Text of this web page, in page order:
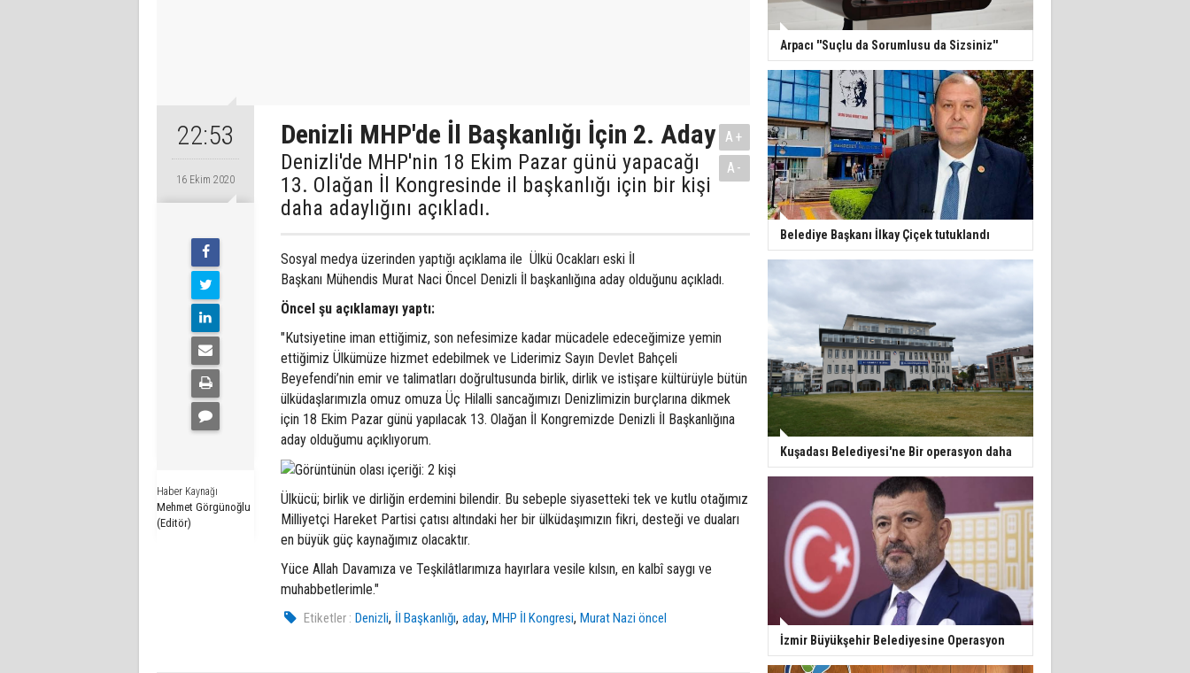
22:53
16 Ekim 2020
Haber Kaynağı
Mehmet Görgünoğlu
(Editör)
Denizli MHP'de İl Başkanlığı İçin 2. Aday
Denizli'de MHP'nin 18 Ekim Pazar günü yapacağı
13. Olağan İl Kongresinde il başkanlığı için bir kişi
daha adaylığını açıkladı.
A+
A-
Sosyal medya üzerinden yaptığı açıklama ile Ülkü Ocakları eski İl
Başkanı Mühendis Murat Naci Öncel Denizli İl başkanlığına aday olduğunu açıkladı.
Öncel şu açıklamayı yaptı:
"Kutsiyetine iman ettiğimiz, son nefesimize kadar mücadele edeceğimize yemin
ettiğimiz Ülkümüze hizmet edebilmek ve Liderimiz Sayın Devlet Bahçeli
Beyefendi’nin emir ve talimatları doğrultusunda birlik, dirlik ve istişare kültürüyle bütün
ülküdaşlarımızla omuz omuza Üç Hilalli sancağımızı Denizlimizin burçlarına dikmek
için 18 Ekim Pazar günü yapılacak 13. Olağan İl Kongremizde Denizli İl Başkanlığına
aday olduğumu açıklıyorum.
Ülkücü; birlik ve dirliğin erdemini bilendir. Bu sebeple siyasetteki tek ve kutlu otağımız
Milliyetçi Hareket Partisi çatısı altındaki her bir ülküdaşımızın fikri, desteği ve duaları
en büyük güç kaynağımız olacaktır.
Yüce Allah Davamıza ve Teşkilâtlarımıza hayırlara vesile kılsın, en kalbî saygı ve
muhabbetlerimle."
Etiketler : Denizli, İl Başkanlığı,aday,MHP İl Kongresi,Murat Nazi öncel
Arpacı ''Suçlu da Sorumlusu da Sizsiniz''
Belediye Başkanı İlkay Çiçek tutuklandı
Kuşadası Belediyesi'ne Bir operasyon daha
İzmir Büyükşehir Belediyesine Operasyon